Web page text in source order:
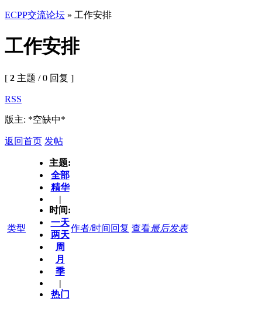
ECPP交流论坛 » 工作安排
工作安排
[ 2 主题 / 0 回复 ]
RSS
版主: *空缺中*
返回首页 发帖
类型
主题:
全部
精华
|
时间:
一天
两天
周
月
季
|
热门
作者/时间 回复 查看最后发表